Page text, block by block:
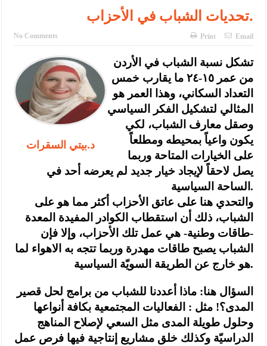
بيان اجتماع عمّان:دعم الوصاية الهاشمية التاريخية على المقدسات
الأمن يتلف 16 مليون حبة كبتاجون و1480 كغم مواد مخدرة
النواب يقر مشروع تعديل قانون الملكية العقارية
القاضي يلتقي رؤساء تحرير الصحف اليومية ويؤكد حرص مجلس النواب
على شراكة فاعلة مع الإعلام
دعوة المكلفين بخدمة العلم (الدفعة الثالثة) إلى مراجعة منصة خدمة
العلم
الملك يتلقى اتصالا هاتفيا من العاهل البحريني
القاضي محمود أحمد فريحات.. مبارك ومزيدا من التوفيق
تحديات الشباب في الأحزاب.
No Comments Print Email
د.بيتي السقرات
تشكل نسبة الشباب في الأردن
من عمر ١٥-٢٤ ما يقارب خمس
التعداد السكاني، وهذا العمر هو
المثالي لتشكيل الفكر السياسي
وصقل معارف الشباب، لكي
يكون واعياً بمحيطه ومطلعاً
على الخيارات المتاحة وربما
يصل لاحقاً لإيجاد خيار جديد لم يعرضه أحد في
الساحة السياسية.
والتحدي هنا على عاتق الأحزاب أكثر مما هو على
الشباب، ذلك أن استقطاب الكوادر المفيدة المعدة
-طاقات وطنية- هي عمل تلك الأحزاب، وإلا فإن
الشباب يصبح طاقات مهدرة وربما تتجه به الاهواء لما
هو خارج عن الطريقة السويّة السياسية.
السؤال هنا: ماذا أعددنا للشباب من برامج لحل قصير
المدى؟! مثل : الفعاليات المجتمعية بكافة أنواعها
وحلول طويلة المدى مثل السعي لإصلاح المناهج
الدراسيّة وكذلك خلق مشاريع إنتاجية فيها فرص عمل